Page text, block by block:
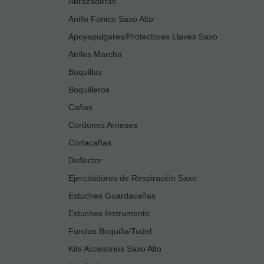
Anillo Fonico Saxo Alto
Apoyapulgares/Protectores Llaves Saxo
Atriles Marcha
Boquillas
Boquilleros
Cañas
Cordones Arneses
Cortacañas
Deflector
Ejercitadores de Respiración Saxo
Estuches Guardacañas
Estuches Instrumento
Fundas Boquilla/Tudel
Kits Accesorios Saxo Alto